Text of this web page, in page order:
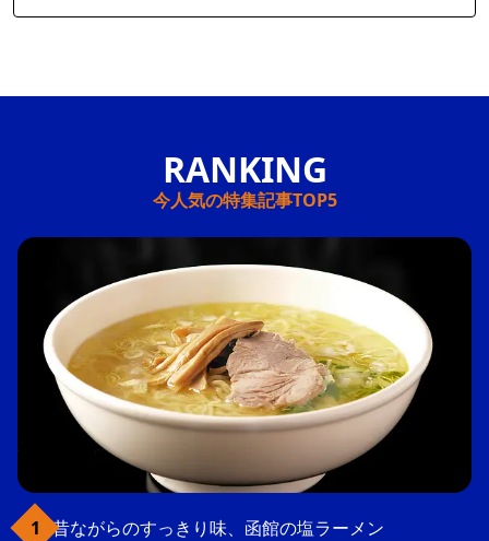
今人気の特集記事TOP5
昔ながらのすっきり味、函館の塩ラーメン